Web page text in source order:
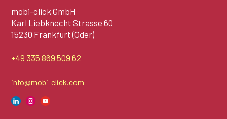
mobi-click GmbH
‍Karl Liebknecht Strasse 60
15230 Frankfurt (Oder)
+49 335 869 509 62
info@mobi-click.com